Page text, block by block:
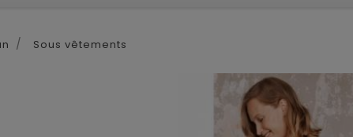
Sous vêtements